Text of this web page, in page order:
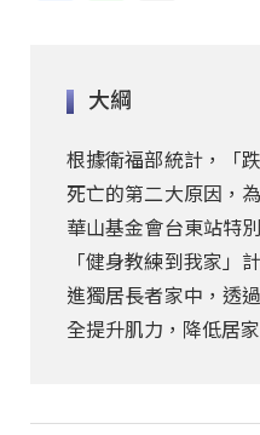
大綱
根據衛福部統計，「
死亡的第二大原因，
華山基金會台東站特
「健身教練到我家」
進獨居長者家中，透
全提升肌力，降低居